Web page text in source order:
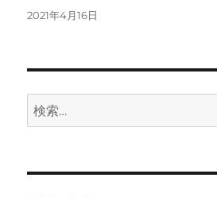
投
2021年4月16日
検
索: